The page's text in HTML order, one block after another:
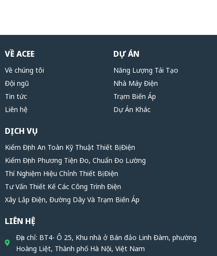
VỀ ACEE
Về chúng tôi
Đội ngũ
Tin tức
Liên hệ
DỰ ÁN
Năng Lượng Tái Tạo
Nhà Máy Điện
Trạm Biến Áp
Dự Án Khác
DỊCH VỤ
Kiểm Định An Toàn Kỹ Thuật Thiết Bị Điện
Kiểm Định Phương Tiện Đo, Chuẩn Đo Lường
Thí Nghiệm Hiệu Chỉnh Thiết Bị Điện
Tư Vấn Thiết Kế Các Công Trình Điện
Xây Lắp Điện, Đường Dây Và Trạm Biến Áp
LIÊN HỆ
Địa chỉ: BT4- Ô 25, Khu nhà ở Bán đảo Linh Đàm, phường
Hoàng Liệt, Thành phố Hà Nội, Việt Nam